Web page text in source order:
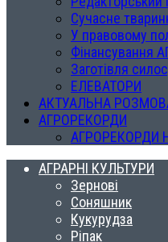
Сучасне
У правовому
Фінансування
Заготівля
ЕЛЕВАТОРИ
АКТУАЛЬНА
АГРОРЕКОРДИ
АГРОРЕКОРДИ
АГРАРНІ КУЛЬТУРИ
Зернові
Соняшник
Кукурудза
Ріпак